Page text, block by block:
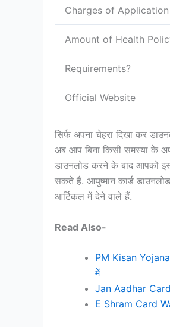
Charges of Application
Amount of Health
Requirements?
Official Website
सिर्फ अपना चेहरा दिखा कर
अब आप बिना किसी समस्या के
डाउनलोड करने के बाद आपको
सकते हैं. आयुष्मान कार्ड
आर्टिकल में देने वाले हैं.
Read Also-
PM Kisan
में
Jan Aadhar
E Shram Card